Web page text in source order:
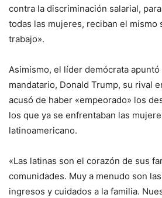
contra la discriminación salarial,
todas las mujeres, reciban el mismo
trabajo».
Asimismo, el líder demócrata
mandatario, Donald Trump, su rival
acusó de haber «empeorado» los
los que ya se enfrentaban las
latinoamericano.
«Las latinas son el corazón de sus
comunidades. Muy a menudo son
ingresos y cuidados a la familia.